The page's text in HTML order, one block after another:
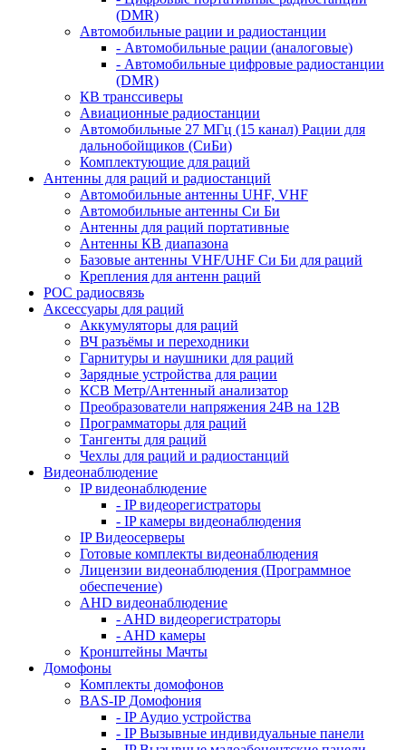
(DMR)
Автомобильные рации и радиостанции
- Автомобильные рации (аналоговые)
- Автомобильные цифровые радиостанции
(DMR)
КВ транссиверы
Авиационные радиостанции
Автомобильные 27 МГц (15 канал) Рации для
дальнобойщиков (СиБи)
Комплектующие для раций
Антенны для раций и радиостанций
Автомобильные антенны UHF, VHF
Автомобильные антенны Си Би
Антенны для раций портативные
Антенны КВ диапазона
Базовые антенны VHF/UHF Си Би для раций
Крепления для антенн раций
POC радиосвязь
Аксессуары для раций
Аккумуляторы для раций
ВЧ разъёмы и переходники
Гарнитуры и наушники для раций
Зарядные устройства для рации
КСВ Метр/Антенный анализатор
Преобразователи напряжения 24В на 12В
Программаторы для раций
Тангенты для раций
Чехлы для раций и радиостанций
Видеонаблюдение
IP видеонаблюдение
- IP видеорегистраторы
- IP камеры видеонаблюдения
IP Видеосерверы
Готовые комплекты видеонаблюдения
Лицензии видеонаблюдения (Программное
обеспечение)
AHD видеонаблюдение
- AHD видеорегистраторы
- AHD камеры
Кронштейны Мачты
Домофоны
Комплекты домофонов
BAS-IP Домофония
- IP Аудио устройства
- IP Вызывные индивидуальные панели